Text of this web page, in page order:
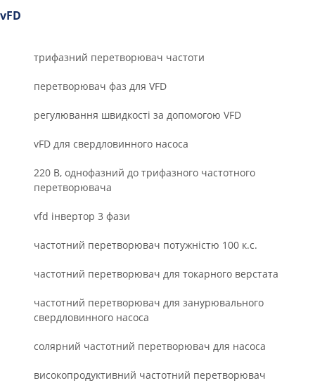
vFD
трифазний перетворювач частоти
перетворювач фаз для VFD
регулювання швидкості за допомогою VFD
vFD для свердловинного насоса
220 В, однофазний до трифазного частотного
перетворювача
vfd інвертор 3 фази
частотний перетворювач потужністю 100 к.с.
частотний перетворювач для токарного верстата
частотний перетворювач для занурювального
свердловинного насоса
солярний частотний перетворювач для насоса
високопродуктивний частотний перетворювач